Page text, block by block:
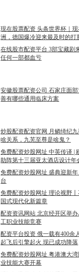
现在股票配资 头条世界杯｜
洲，德国爆冷迎来最及时的打
在线股市配资平台 3部宝藏剧
任何一部都血亏
安徽股票配资公司 石家庄面
善有哪些通用临床方案
炒股配资配资官网 月鳞绮纪
啥关系，九芜至尊是啥鬼？
免费配资炒股网址 中英传译 |
助阵第十三届亚太酒店设计年
免费配资炒股网址 盛典迎新
台
免费配资炒股网址 理论视野
国式现代化新篇章
配资资讯网站 北京经开区举
工职业技能竞赛
配资平台投资 俄一载有400余
起飞后引擎起火 现已成功降落
免费配资炒股网址 粤港澳大
业技能大赛开幕